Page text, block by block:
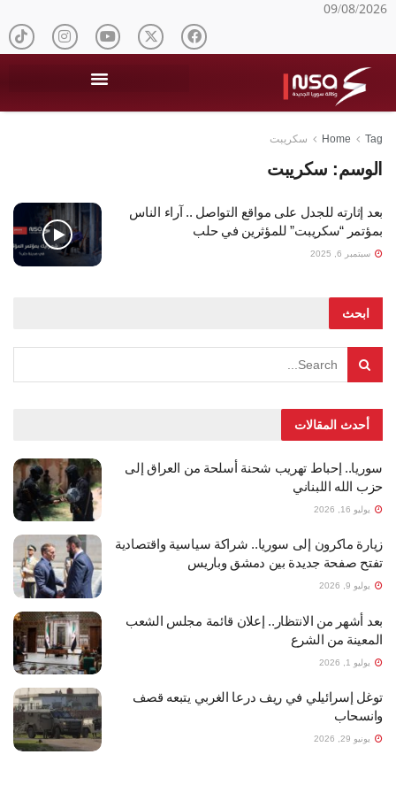
09/08/2026
Home Tag سكريبت
الوسم: سكريبت
بعد إثارته للجدل على مواقع التواصل .. آراء الناس
بمؤتمر “سكريبت” للمؤثرين في حلب
سبتمبر 6, 2025
ابحث
أحدث المقالات
سوريا.. إحباط تهريب شحنة أسلحة من العراق إلى
حزب الله اللبناني
يوليو 16, 2026
زيارة ماكرون إلى سوريا.. شراكة سياسية واقتصادية
تفتح صفحة جديدة بين دمشق وباريس
يوليو 9, 2026
بعد أشهر من الانتظار.. إعلان قائمة مجلس الشعب
المعينة من الشرع
يوليو 1, 2026
توغل إسرائيلي في ريف درعا الغربي يتبعه قصف
وانسحاب
يونيو 29, 2026